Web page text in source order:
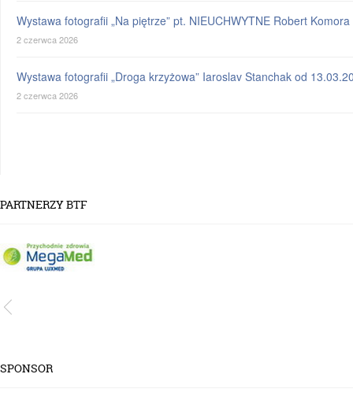
Wystawa fotografii „Na piętrze” pt. NIEUCHWYTNE Robert
2 czerwca 2026
Wystawa fotografii „Droga krzyżowa” Iaroslav Stanchak od
2 czerwca 2026
PARTNERZY BTF
SPONSOR